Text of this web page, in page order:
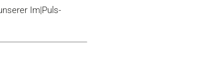
Im|Puls-